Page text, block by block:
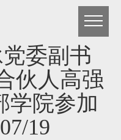
委副书
伙人高强
学院参加
19